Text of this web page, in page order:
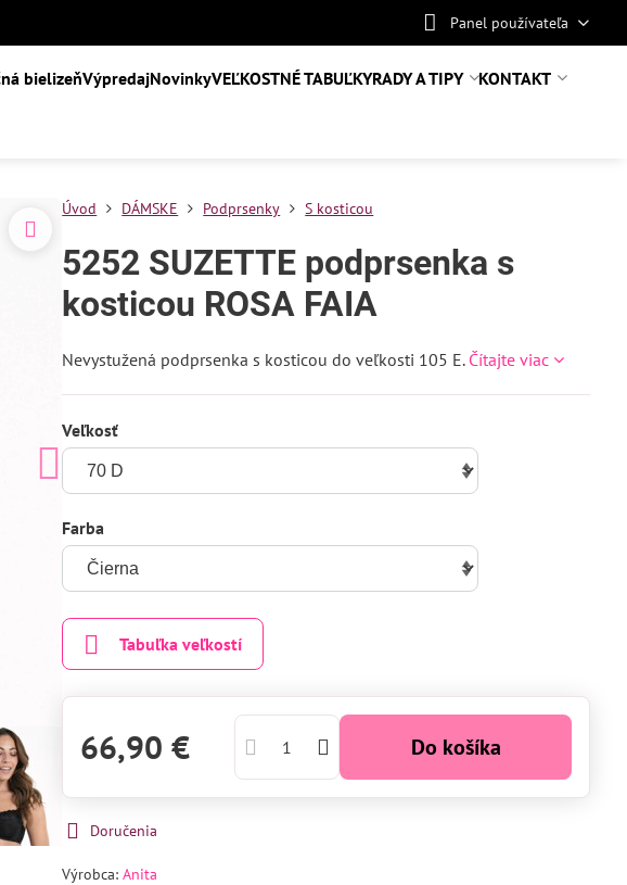
Panel používateľa
bielizeňVýpredajNovinkyVEĽKOSTNÉ TABUĽKYRADY A TIPY KONTAKT
Úvod DÁMSKE Podprsenky S kosticou
5252 SUZETTE podprsenka s
kosticou ROSA FAIA
Nevystužená podprsenka s kosticou do veľkosti 105 E. Čítajte viac
Veľkosť
Farba
Tabuľka veľkostí
66,90 € Do košíka
Doručenia
Výrobca:Anita